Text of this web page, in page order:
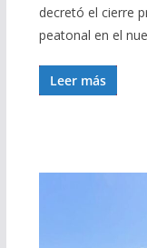
decretó el cierre
peatonal en el
Leer más